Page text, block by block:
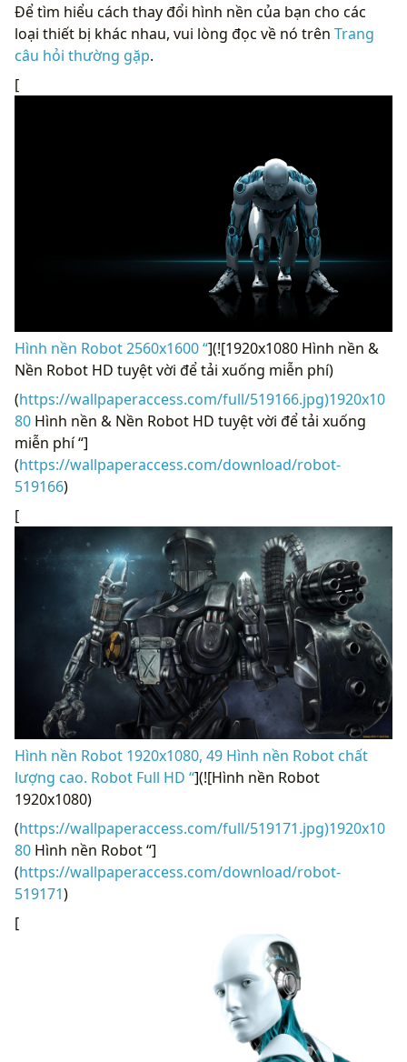
Để tìm hiểu cách thay đổi hình nền của bạn cho các
loại thiết bị khác nhau, vui lòng đọc về nó trên Trang
câu hỏi thường gặp.
[
Hình nền Robot 2560x1600 “](![1920x1080 Hình nền &
Nền Robot HD tuyệt vời để tải xuống miễn phí)
(https://wallpaperaccess.com/full/519166.jpg)1920x10
80 Hình nền & Nền Robot HD tuyệt vời để tải xuống
miễn phí “]
(https://wallpaperaccess.com/download/robot-
519166)
[
Hình nền Robot 1920x1080, 49 Hình nền Robot chất
lượng cao. Robot Full HD “](![Hình nền Robot
1920x1080)
(https://wallpaperaccess.com/full/519171.jpg)1920x10
80 Hình nền Robot “]
(https://wallpaperaccess.com/download/robot-
519171)
[